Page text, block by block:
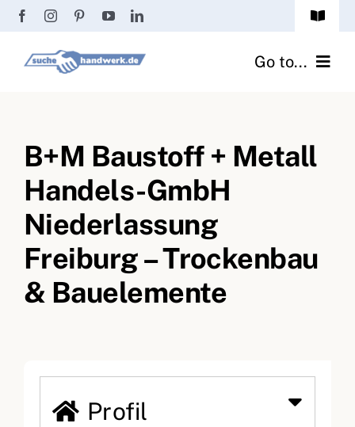
Zum
springen
Toggle
Passwort vergessen? Go to...
Fliesenrechner
Handwerker Ratgeber
Wir über uns
B+M Baustoff + Metall
Handels-GmbH
Niederlassung
Freiburg – Trockenbau
& Bauelemente
Profil